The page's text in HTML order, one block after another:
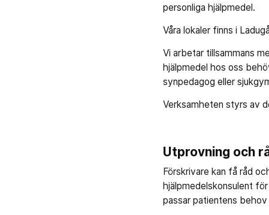
personliga hjälpmedel.
Våra lokaler finns i
Vi arbetar tillsammans
hjälpmedel hos oss
synpedagog eller
Verksamheten styrs av
Utprovning och
Förskrivare kan få råd
hjälpmedelskonsulent
passar patientens